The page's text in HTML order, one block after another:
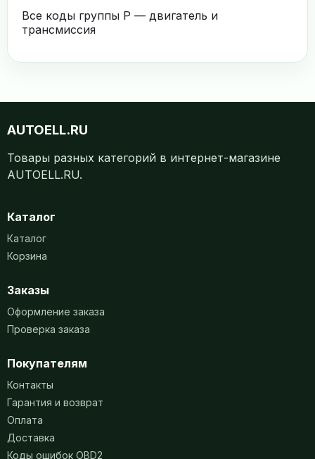
Все коды группы P — двигатель и
трансмиссия
AUTOELL.RU
Товары разных категорий в интернет-магазине
AUTOELL.RU.
Каталог
Каталог
Корзина
Заказы
Оформление заказа
Проверка заказа
Покупателям
Контакты
Гарантия и возврат
Оплата
Доставка
Коды ошибок OBD2